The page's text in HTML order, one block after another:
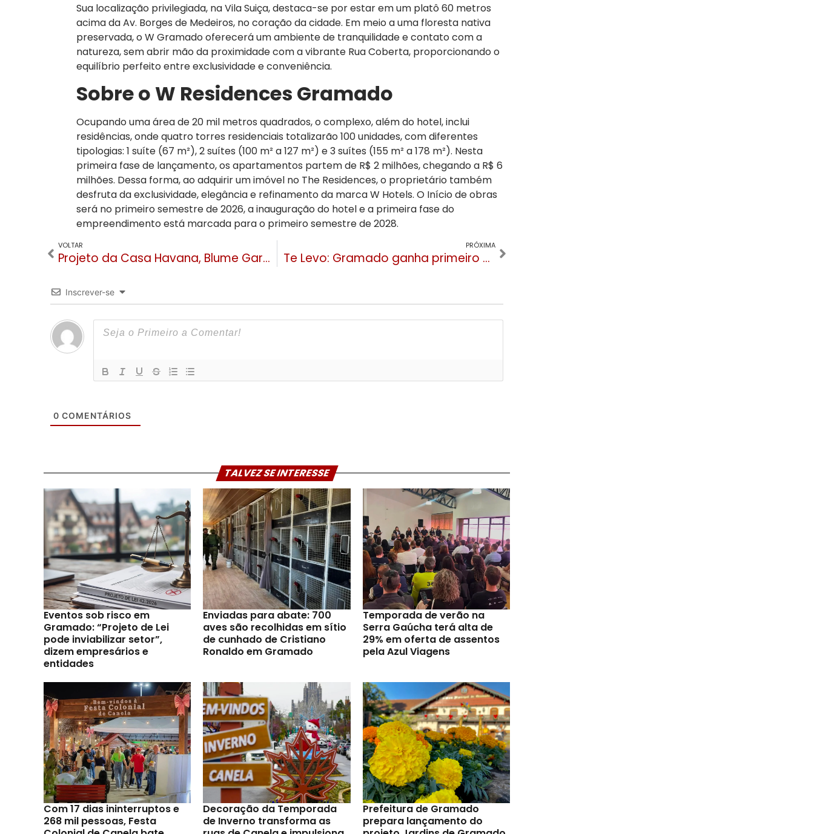
Sua localização privilegiada, na Vila Suiça, destaca-se por estar em um platô 60 metros
acima da Av. Borges de Medeiros, no coração da cidade. Em meio a uma floresta nativa
preservada, o W Gramado oferecerá um ambiente de tranquilidade e contato com a
natureza, sem abrir mão da proximidade com a vibrante Rua Coberta, proporcionando o
equilíbrio perfeito entre exclusividade e conveniência.
Sobre o W Residences Gramado
Ocupando uma área de 20 mil metros quadrados, o complexo, além do hotel, inclui
residências, onde quatro torres residenciais totalizarão 100 unidades, com diferentes
tipologias: 1 suíte (67 m²), 2 suítes (100 m² a 127 m²) e 3 suítes (155 m² a 178 m²). Nesta
primeira fase de lançamento, os apartamentos partem de R$ 2 milhões, chegando a R$ 6
milhões. Dessa forma, ao adquirir um imóvel no The Residences, o proprietário também
desfruta da exclusividade, elegância e refinamento da marca W Hotels. O Início de obras
será no primeiro semestre de 2026, a inauguração do hotel e a primeira fase do
empreendimento está marcada para o primeiro semestre de 2028.
VOLTAR
Projeto da Casa Havana, Blume Garden conecta a Praça das Etnias e a Praça das Rosas em espaço de 1.000m² no Centro de Gramado
PRÓXIMA
Te Levo: Gramado ganha primeiro aplicativo de geolocalização com foco em Turismo e Economia
Inscrever-se
0 COMENTÁRIOS
TALVEZ SE INTERESSE
Eventos sob risco em
Gramado: “Projeto de Lei
pode inviabilizar setor”,
dizem empresários e
entidades
Enviadas para abate: 700
aves são recolhidas em sítio
de cunhado de Cristiano
Ronaldo em Gramado
Temporada de verão na
Serra Gaúcha terá alta de
29% em oferta de assentos
pela Azul Viagens
Com 17 dias ininterruptos e
268 mil pessoas, Festa
Decoração da Temporada
de Inverno transforma as
Prefeitura de Gramado
prepara lançamento do